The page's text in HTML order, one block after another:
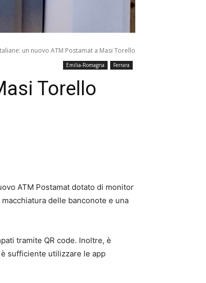
un nuovo ATM Postamat a Masi Torello
Emilia-Romagna Ferrara
Torello
ATM Postamat dotato di monitor
delle banconote e una
tramite QR code. Inoltre, è
sufficiente utilizzare le app